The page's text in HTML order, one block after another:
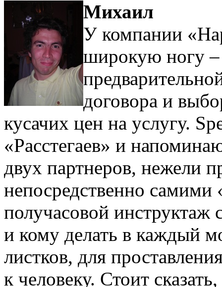
Михаил
У компании
широкую ногу –
договора и
кусачих цен на услугу.
«Расстегаев» и
двух партнеров, нежели
непосредственно
получасовой
и кому делать в каждый
листков, для
к человеку. Стоит